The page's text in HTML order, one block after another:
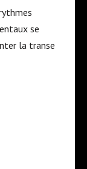
h
a
g
se
la transe